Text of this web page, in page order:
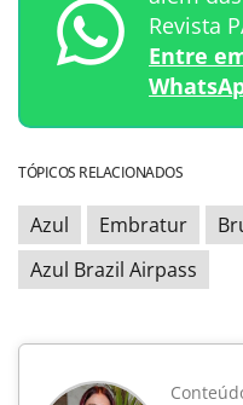
Revista
Entre
TÓPICOS RELACIONADOS
Azul Embratur
Azul Brazil Airpass